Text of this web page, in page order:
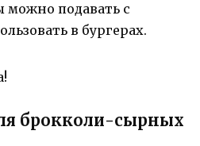
можно подавать с
в бургерах.
брокколи-сырных